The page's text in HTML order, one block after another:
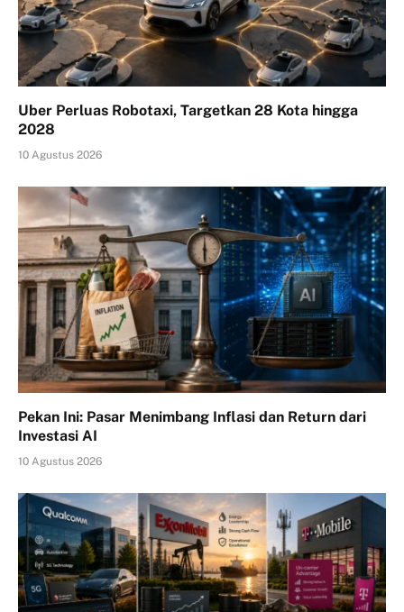
Uber Perluas Robotaxi, Targetkan 28 Kota hingga
2028
10 Agustus 2026
Pekan Ini: Pasar Menimbang Inflasi dan Return dari
Investasi AI
10 Agustus 2026